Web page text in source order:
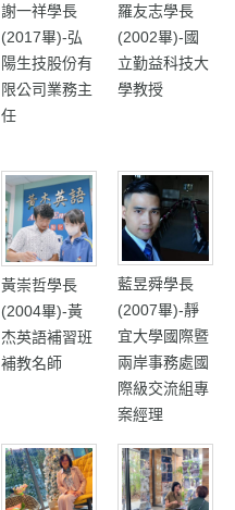
謝一祥學長
(2017畢)-弘
陽生技股份有
限公司業務主
任
羅友志學長
(2002畢)-國
立勤益科技大
學教授
黃崇哲學長
(2004畢)-黃
杰英語補習班
補教名師
藍昱舜學長
(2007畢)-靜
宜大學國際暨
兩岸事務處國
際級交流組專
案經理